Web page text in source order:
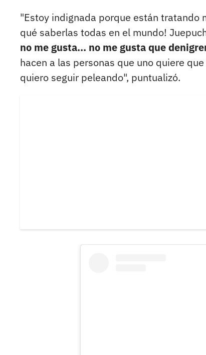
"Estoy indignada porque están tratando
qué saberlas todas en el mundo!
no me gusta... no me gusta que
hacen a las personas que uno quiere
quiero seguir peleando", puntualizó.